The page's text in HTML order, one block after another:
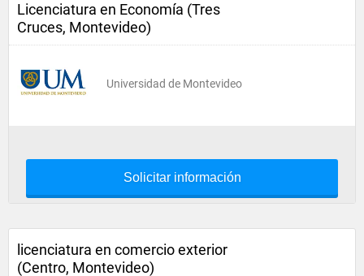
Licenciatura en Economía (Tres
Cruces, Montevideo)
Universidad de Montevideo
Solicitar información
licenciatura en comercio exterior
(Centro, Montevideo)